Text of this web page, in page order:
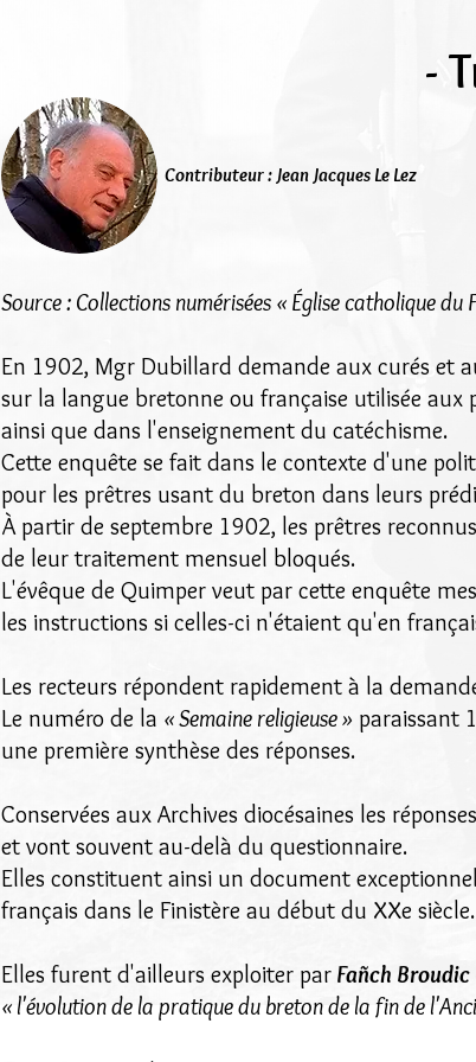
-
Contributeur : Jean Jacques Le Lez
Source : Collections numérisées « Église catholique du
En 1902, Mgr Dubillard demande aux curés et
sur la langue bretonne ou française utilisée
ainsi que dans l'enseignement du catéchisme.
Cette enquête se fait dans le contexte d'une
pour les prêtres usant du breton dans leurs
À partir de septembre 1902, les prêtres
de leur traitement mensuel bloqués.
L'évêque de Quimper veut par cette enquête
les instructions si celles-ci n'étaient qu'en
Les recteurs répondent rapidement à la
Le numéro de la « Semaine religieuse » paraissant
une première synthèse des réponses.
Conservées aux Archives diocésaines les
et vont souvent au-delà du questionnaire.
Elles constituent ainsi un document
français dans le Finistère au début du XXe siècle.
Elles furent d'ailleurs exploiter par Fañch Broudic
« l'évolution de la pratique du breton de la fin de